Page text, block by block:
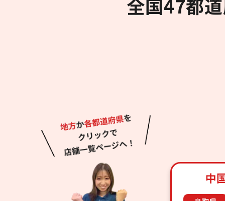
全国47都
中